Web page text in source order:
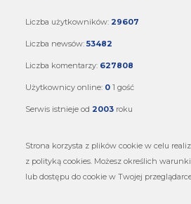
Liczba użytkowników: 29607
Liczba newsów: 53482
Liczba komentarzy: 627808
Użytkownicy online: 0 1 gość
Serwis istnieje od 2003 roku
Strona korzysta z plików cookie w celu
z polityką cookies. Możesz określich
lub dostępu do cookie w Twojej